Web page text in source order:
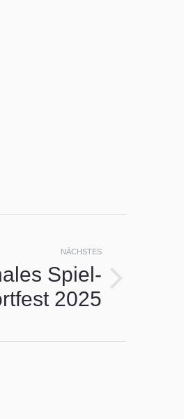
NÄCHSTES
Spiel-
2025